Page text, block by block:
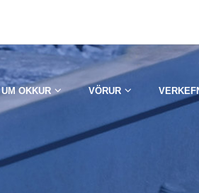
UM OKKUR VÖRUR